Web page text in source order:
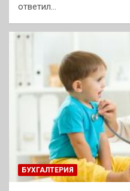
ответил…
БУХГАЛТЕРИЯ